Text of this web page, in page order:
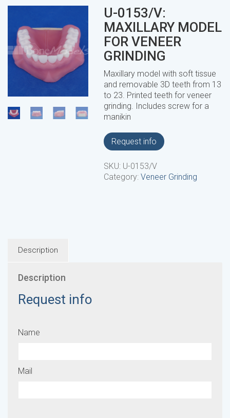
U-0153/V:
MAXILLARY MODEL
FOR VENEER
GRINDING
Maxillary model with soft tissue
and removable 3D teeth from 13
to 23. Printed teeth for veneer
grinding. Includes screw for a
manikin
Request info
SKU: U-0153/V
Category: Veneer Grinding
Description
Description
Request info
Name
Mail